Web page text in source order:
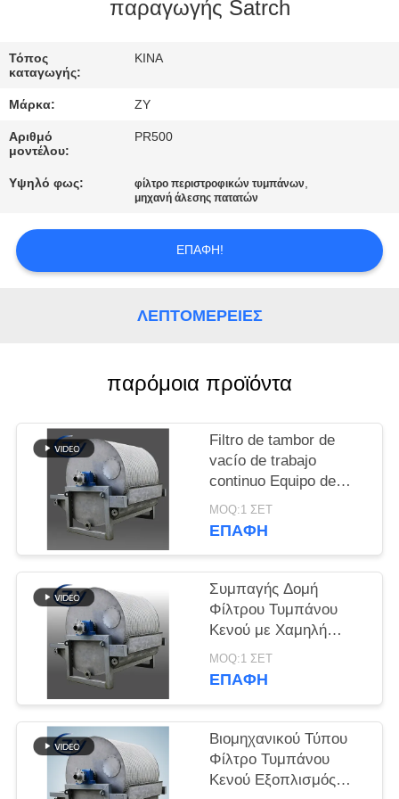
ΈΛΕΓΧΟΣ
ΜΑΣ
ΕΛΆΤΕ
ΕΠΑΦΉ
ΜΕ
ΕΙΔΉΣΕΙΣ
PRIVACY
POLICY
παραγωγής Satrch
Τόπος
καταγωγής:
ΚΙΝΑ
Μάρκα: ZY
Αριθμό
μοντέλου:
PR500
Υψηλό φως: φίλτρο περιστροφικών τυμπάνων,
μηχανή άλεσης πατατών
ΕΠΑΦΉ!
ΛΕΠΤΟΜΈΡΕΙΕΣ
παρόμοια προϊόντα
Filtro de tambor de
vacío de trabajo
continuo Equipo de
deshidratación de
funcionamiento estable
MOQ:1 ΣΕΤ
ΕΠΑΦΉ
Συμπαγής Δομή
Φίλτρου Τυμπάνου
Κενού με Χαμηλή
Κατανάλωση
Ενέργειας και
Αμύλου
MOQ:1 ΣΕΤ
ΕΠΑΦΉ
Βιομηχανικού Τύπου
Φίλτρο Τυμπάνου
Κενού Εξοπλισμός